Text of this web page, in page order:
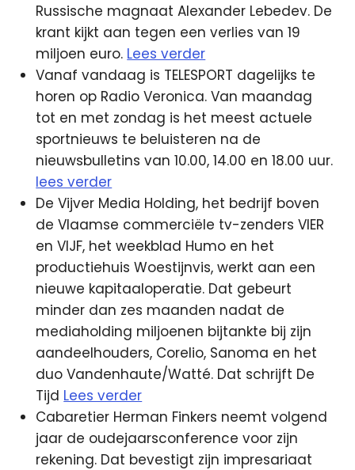
Russische magnaat Alexander Lebedev. De
krant kijkt aan tegen een verlies van 19
miljoen euro. Lees verder
Vanaf vandaag is TELESPORT dagelijks te
horen op Radio Veronica. Van maandag
tot en met zondag is het meest actuele
sportnieuws te beluisteren na de
nieuwsbulletins van 10.00, 14.00 en 18.00 uur.
lees verder
De Vijver Media Holding, het bedrijf boven
de Vlaamse commerciële tv-zenders VIER
en VIJF, het weekblad Humo en het
productiehuis Woestijnvis, werkt aan een
nieuwe kapitaaloperatie. Dat gebeurt
minder dan zes maanden nadat de
mediaholding miljoenen bijtankte bij zijn
aandeelhouders, Corelio, Sanoma en het
duo Vandenhaute/Watté. Dat schrijft De
Tijd Lees verder
Cabaretier Herman Finkers neemt volgend
jaar de oudejaarsconference voor zijn
rekening. Dat bevestigt zijn impresariaat